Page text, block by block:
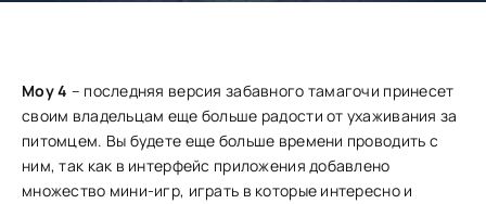
Моу 4 – последняя версия забавного тамагочи принесет
своим владельцам еще больше радости от ухаживания за
питомцем. Вы будете еще больше времени проводить с
ним, так как в интерфейс приложения добавлено
множество мини-игр, играть в которые интересно и